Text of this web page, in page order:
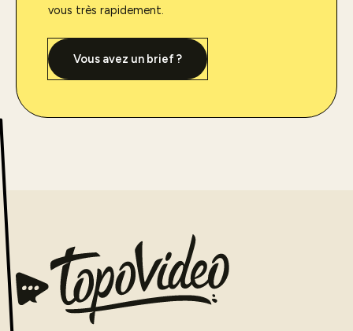
vous très rapidement.
Vous avez un brief ?